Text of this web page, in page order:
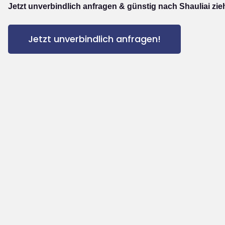
Jetzt unverbindlich anfragen & günstig nach Shauliai
Jetzt unverbindlich anfragen!